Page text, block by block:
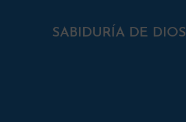
SABIDURÍA DE DIOS